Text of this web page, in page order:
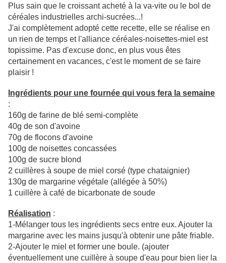
Plus sain que le croissant acheté à la va-vite ou le bol de
céréales industrielles archi-sucrées...!
J'ai complètement adopté cette recette, elle se réalise en
un rien de temps et l'alliance céréales-noisettes-miel est
topissime. Pas d'excuse donc, en plus vous êtes
certainement en vacances, c'est le moment de se faire
plaisir !
Ingrédients pour une fournée qui vous fera la semaine
:
160g de farine de blé semi-complète
40g de son d'avoine
70g de flocons d'avoine
100g de noisettes concassées
100g de sucre blond
2 cuillères à soupe de miel corsé (type chataignier)
130g de margarine végétale (allégée à 50%)
1 cuillère à café de bicarbonate de soude
Réalisation :
1-Mélanger tous les ingrédients secs entre eux. Ajouter la
margarine avec les mains jusqu'à obtenir une pâte friable.
2-Ajouter le miel et former une boule. (ajouter
éventuellement une cuillère à soupe d'eau pour bien lier la